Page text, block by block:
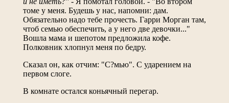
томе у меня. Будешь у нас, напомни: дам.
Обязательно надо тебе прочесть. Гарри Морган там,
чтоб семью обеспечить, а у него две девочки..."
Вошла мама и шепотом предложила кофе.
Полковник хлопнул меня по бедру.
Сказал он, как отчим: "С?мью". С ударением на
первом слоге.
В комнате остался коньячный перегар.